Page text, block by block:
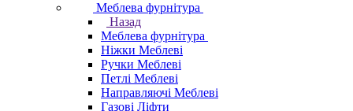
Меблева фурнітура
Назад
Меблева фурнітура
Ніжки Меблеві
Ручки Меблеві
Петлі Меблеві
Направляючі Меблеві
Газові Ліфти